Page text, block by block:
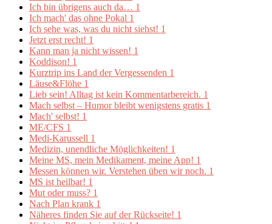
Ich bin übrigens auch da… 1
Ich mach' das ohne Pokal 1
Ich sehe was, was du nicht siehst! 1
Jetzt erst recht! 1
Kann man ja nicht wissen! 1
Koddison! 1
Kurztrip ins Land der Vergessenden 1
Läuse&Flöhe 1
Lieb sein! Alltag ist kein Kommentarbereich. 1
Mach selbst – Humor bleibt wenigstens gratis 1
Mach' selbst! 1
ME/CFS 1
Medi-Karussell 1
Medizin, unendliche Möglichkeiten! 1
Meine MS, mein Medikament, meine App! 1
Messen können wir. Verstehen üben wir noch. 1
MS ist heilbar! 1
Mut oder muss? 1
Nach Plan krank 1
Näheres finden Sie auf der Rückseite! 1